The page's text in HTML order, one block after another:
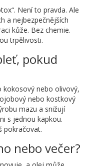
Není to pravda. Ale
a nejbezpečnějších
kůže. Bez chemie.
trpělivosti.
pokud
kokosový nebo olivový,
nebo kostkový
mazu a snižují
s jednou kapkou.
pokračovat.
nebo večer?